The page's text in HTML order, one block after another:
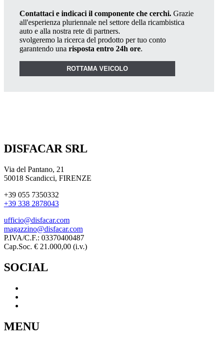
Contattaci e indicaci il componente che cerchi. Grazie
all'esperienza pluriennale nel settore della ricambistica
auto e alla nostra rete di partners.
svolgeremo la ricerca del prodotto per tuo conto
garantendo una risposta entro 24h ore.
ROTTAMA VEICOLO
DISFACAR SRL
Via del Pantano, 21
50018 Scandicci, FIRENZE
+39 055 7350332
+39 338 2878043
ufficio@disfacar.com
magazzino@disfacar.com
P.IVA/C.F.: 03370400487
Cap.Soc. € 21.000,00 (i.v.)
SOCIAL
MENU